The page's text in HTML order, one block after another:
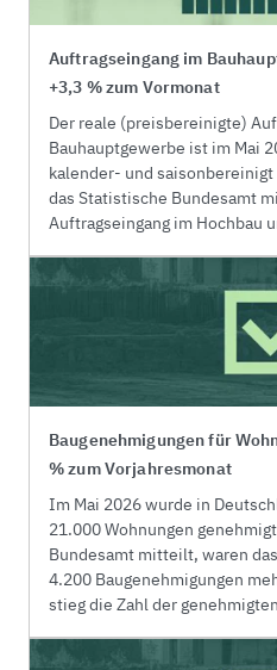
Auftragseingang im
+3,3 % zum Vormonat
Der reale (preisbereinigte)
Bauhauptgewerbe ist im Mai
kalender- und
das Statistische Bundesamt
Auftragseingang im Hochbau
war der kalender- und
von März 2026 bis Mai 2026
Monaten zuvor (Hochbau:
Baugenehmigungen für
% zum Vorjahresmonat
Im Mai 2026 wurde in
21.000 Wohnungen
Bundesamt mitteilt, waren
4.200 Baugenehmigungen
stieg die Zahl der
Wohnungen, die durch den